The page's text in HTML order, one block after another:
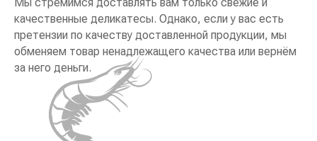
качественные деликатесы. Однако, если у вас есть
претензии по качеству доставленной продукции, мы
обменяем товар ненадлежащего качества или вернём
за него деньги.